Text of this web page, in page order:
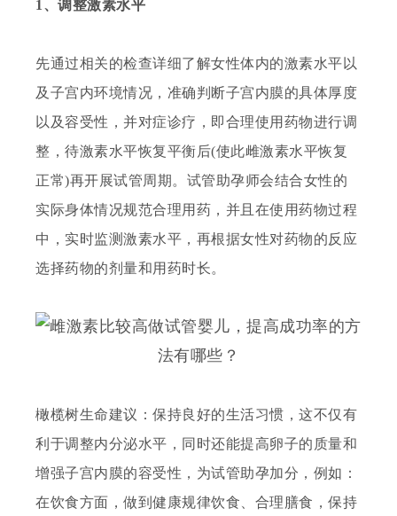
1、调整激素水平
先通过相关的检查详细了解女性体内的激素水平以
及子宫内环境情况，准确判断子宫内膜的具体厚度
以及容受性，并对症诊疗，即合理使用药物进行调
整，待激素水平恢复平衡后(使此雌激素水平恢复
正常)再开展试管周期。 试管助孕师会结合女性的
实际身体情况规范合理用药，并且在使用药物过程
中，实时监测激素水平，再根据女性对药物的反应
选择药物的剂量和用药时长。
橄榄树生命建议：保持良好的生活习惯，这不仅有
利于调整内分泌水平，同时还能提高卵子的质量和
增强子宫内膜的容受性，为试管助孕加分，例如：
在饮食方面，做到健康规律饮食、合理膳食，保持